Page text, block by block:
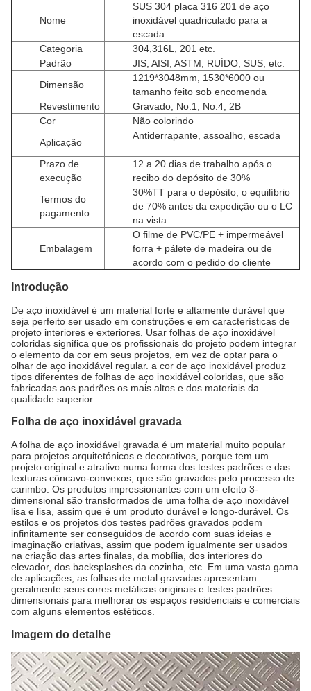
Nome
SUS 304 placa 316 201 de aço
inoxidável quadriculado para a
escada
Categoria
304,316L, 201 etc.
Padrão
JIS, AISI, ASTM, RUÍDO, SUS, etc.
Dimensão
1219*3048mm, 1530*6000 ou
tamanho feito sob encomenda
Revestimento
Gravado, No.1, No.4, 2B
Cor
Não colorindo
Aplicação
Antiderrapante, assoalho, escada
Prazo de
execução
12 a 20 dias de trabalho após o
recibo do depósito de 30%
Termos do
pagamento
30%TT para o depósito, o equilíbrio
de 70% antes da expedição ou o LC
na vista
Embalagem
O filme de PVC/PE + impermeável
forra + pálete de madeira ou de
acordo com o pedido do cliente
Introdução
De aço inoxidável é um material forte e altamente durável que
seja perfeito ser usado em construções e em características de
projeto interiores e exteriores. Usar folhas de aço inoxidável
coloridas significa que os profissionais do projeto podem integrar
o elemento da cor em seus projetos, em vez de optar para o
olhar de aço inoxidável regular. a cor de aço inoxidável produz
tipos diferentes de folhas de aço inoxidável coloridas, que são
fabricadas aos padrões os mais altos e dos materiais da
qualidade superior.
Folha de aço inoxidável gravada
A folha de aço inoxidável gravada é um material muito popular
para projetos arquitetónicos e decorativos, porque tem um
projeto original e atrativo numa forma dos testes padrões e das
texturas côncavo-convexos, que são gravados pelo processo de
carimbo. Os produtos impressionantes com um efeito 3-
dimensional são transformados de uma folha de aço inoxidável
lisa e lisa, assim que é um produto durável e longo-durável. Os
estilos e os projetos dos testes padrões gravados podem
infinitamente ser conseguidos de acordo com suas ideias e
imaginação criativas, assim que podem igualmente ser usados
na criação das artes finalas, da mobília, dos interiores do
elevador, dos backsplashes da cozinha, etc. Em uma vasta gama
de aplicações, as folhas de metal gravadas apresentam
geralmente seus cores metálicas originais e testes padrões
dimensionais para melhorar os espaços residenciais e comerciais
com alguns elementos estéticos.
Imagem do detalhe